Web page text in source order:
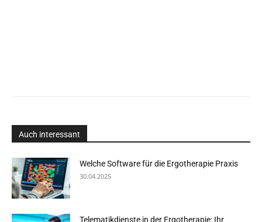
Auch interessant
Welche Software für die Ergotherapie Praxis
30.04.2025
Telematikdienste in der Ergotherapie: Ihr